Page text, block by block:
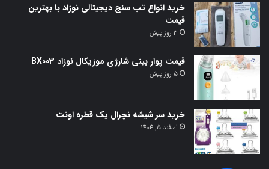
خرید انواع تب سنج دیجیتالی نوزاد با بهترین
قیمت
3 روز پیش
قیمت پوار بینی شارژی موزیکال نوزاد BX003
5 روز پیش
خرید سر شیشه نچرال یک قطره اونت
اسفند 5, 1404